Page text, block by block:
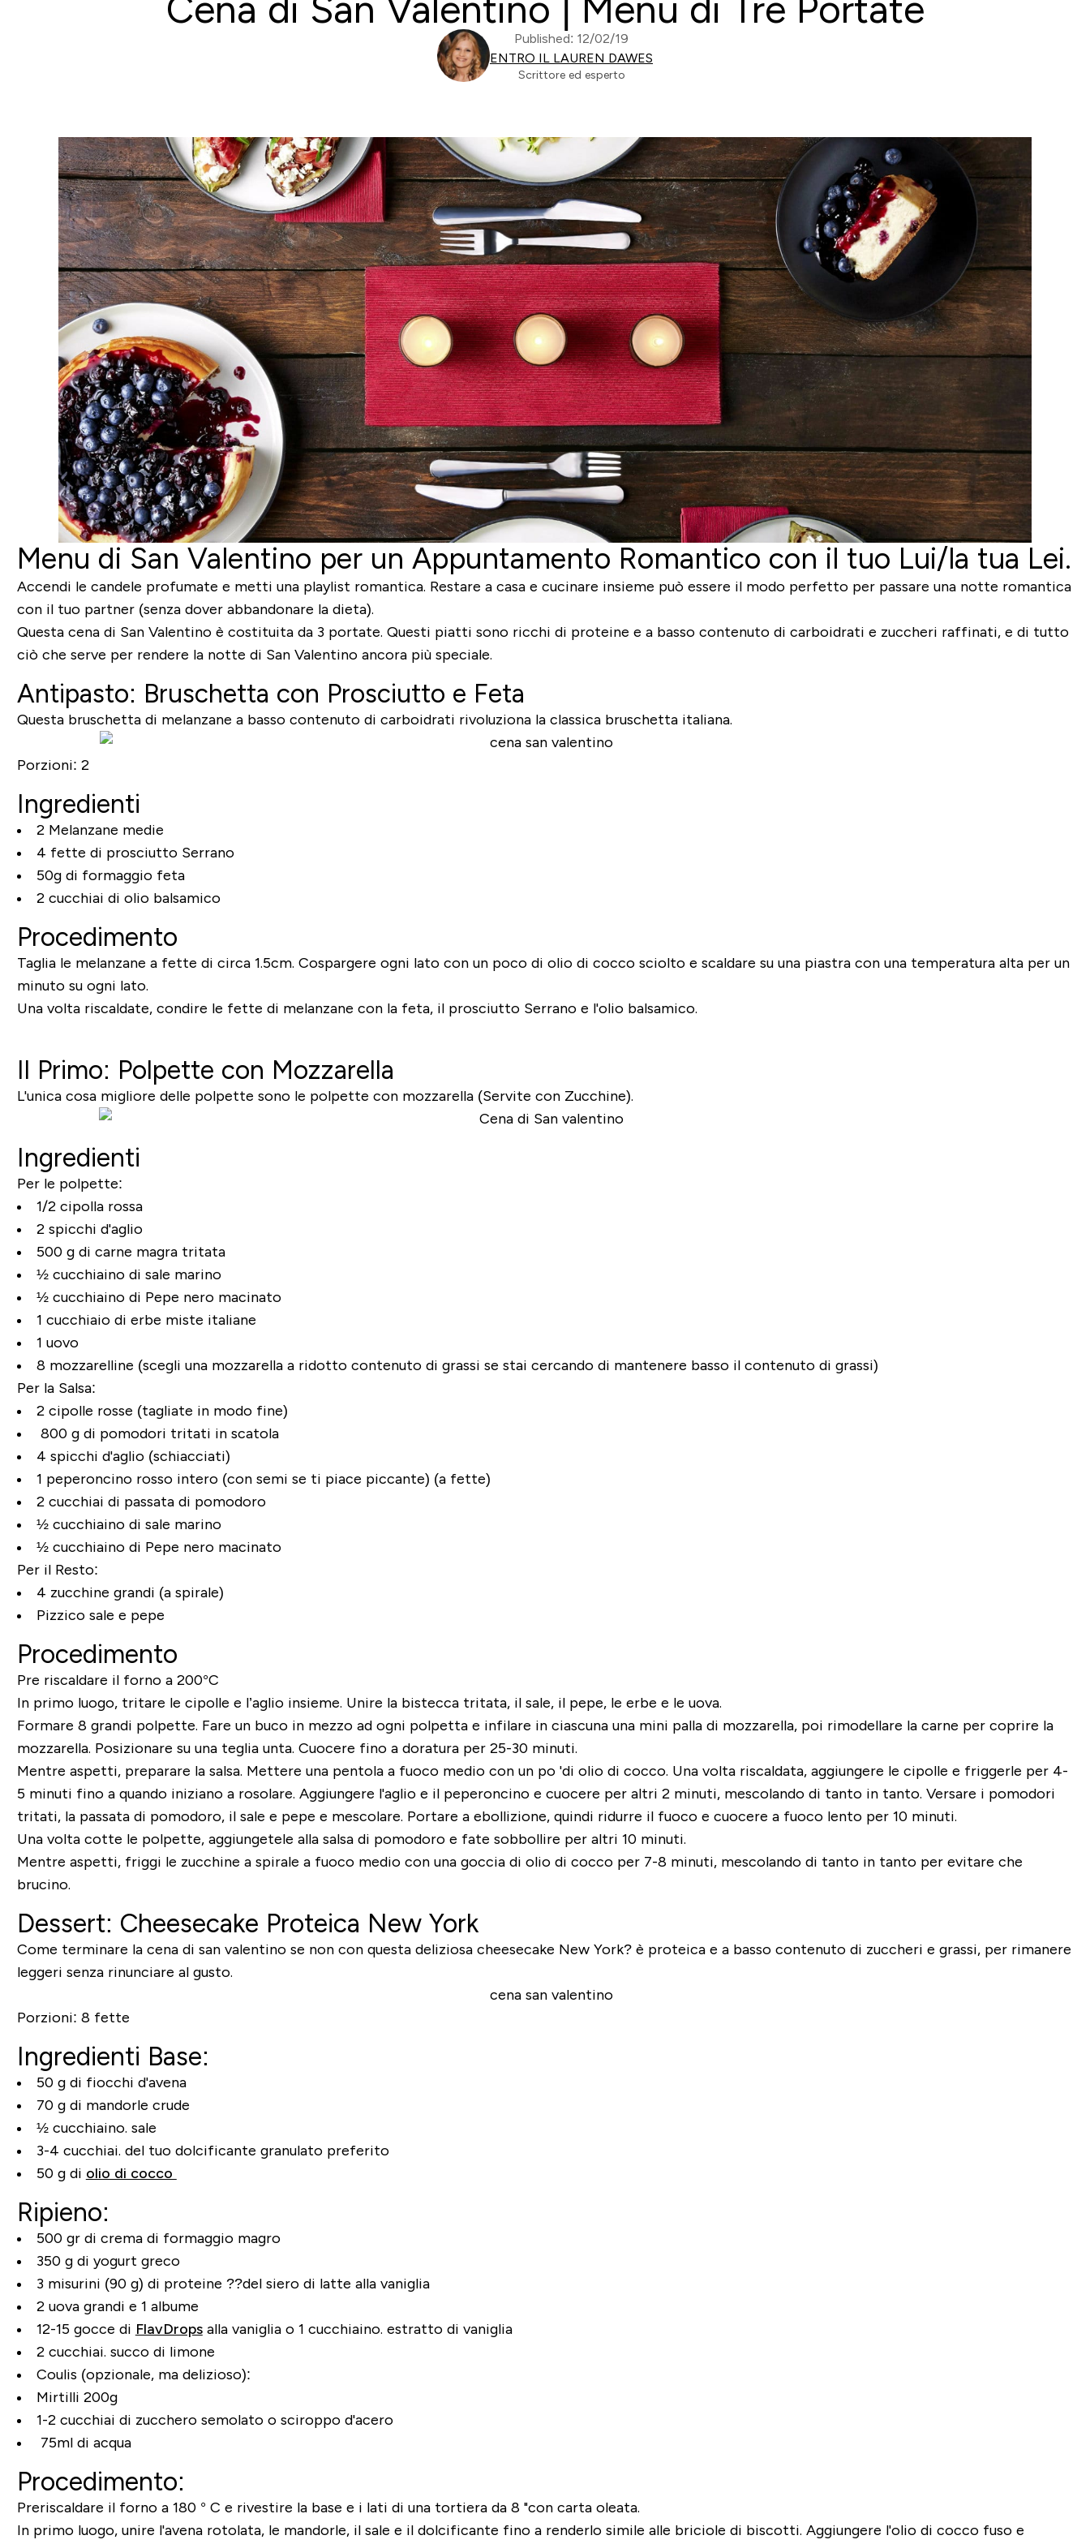
Cena di San Valentino | Menu di Tre Portate
Published: 12/02/19
ENTRO IL LAUREN DAWES
Scrittore ed esperto
Menu di San Valentino per un Appuntamento Romantico con il tuo Lui/la tua Lei.
Accendi le candele profumate e metti una playlist romantica. Restare a casa e cucinare insieme può essere il modo perfetto per passare una notte romantica
con il tuo partner (senza dover abbandonare la dieta).
Questa cena di San Valentino è costituita da 3 portate. Questi piatti sono ricchi di proteine e a basso contenuto di carboidrati e zuccheri raffinati, e di tutto
ciò che serve per rendere la notte di San Valentino ancora più speciale.
Antipasto: Bruschetta con Prosciutto e Feta
Questa bruschetta di melanzane a basso contenuto di carboidrati rivoluziona la classica bruschetta italiana.
Porzioni: 2
Ingredienti
2 Melanzane medie
4 fette di prosciutto Serrano
50g di formaggio feta
2 cucchiai di olio balsamico
Procedimento
Taglia le melanzane a fette di circa 1.5cm. Cospargere ogni lato con un poco di olio di cocco sciolto e scaldare su una piastra con una temperatura alta per un
minuto su ogni lato.
Una volta riscaldate, condire le fette di melanzane con la feta, il prosciutto Serrano e l'olio balsamico.
Il Primo: Polpette con Mozzarella
L'unica cosa migliore delle polpette sono le polpette con mozzarella (Servite con Zucchine).
Ingredienti
Per le polpette:
1/2 cipolla rossa
2 spicchi d'aglio
500 g di carne magra tritata
½ cucchiaino di sale marino
½ cucchiaino di Pepe nero macinato
1 cucchiaio di erbe miste italiane
1 uovo
8 mozzarelline (scegli una mozzarella a ridotto contenuto di grassi se stai cercando di mantenere basso il contenuto di grassi)
Per la Salsa:
2 cipolle rosse (tagliate in modo fine)
800 g di pomodori tritati in scatola
4 spicchi d'aglio (schiacciati)
1 peperoncino rosso intero (con semi se ti piace piccante) (a fette)
2 cucchiai di passata di pomodoro
½ cucchiaino di sale marino
½ cucchiaino di Pepe nero macinato
Per il Resto:
4 zucchine grandi (a spirale)
Pizzico sale e pepe
Procedimento
Pre riscaldare il forno a 200°C
In primo luogo, tritare le cipolle e l’aglio insieme. Unire la bistecca tritata, il sale, il pepe, le erbe e le uova.
Formare 8 grandi polpette. Fare un buco in mezzo ad ogni polpetta e infilare in ciascuna una mini palla di mozzarella, poi rimodellare la carne per coprire la
mozzarella. Posizionare su una teglia unta. Cuocere fino a doratura per 25-30 minuti.
Mentre aspetti, preparare la salsa. Mettere una pentola a fuoco medio con un po 'di olio di cocco. Una volta riscaldata, aggiungere le cipolle e friggerle per 4-
5 minuti fino a quando iniziano a rosolare. Aggiungere l'aglio e il peperoncino e cuocere per altri 2 minuti, mescolando di tanto in tanto. Versare i pomodori
tritati, la passata di pomodoro, il sale e pepe e mescolare. Portare a ebollizione, quindi ridurre il fuoco e cuocere a fuoco lento per 10 minuti.
Una volta cotte le polpette, aggiungetele alla salsa di pomodoro e fate sobbollire per altri 10 minuti.
Mentre aspetti, friggi le zucchine a spirale a fuoco medio con una goccia di olio di cocco per 7-8 minuti, mescolando di tanto in tanto per evitare che
brucino.
Dessert: Cheesecake Proteica New York
Come terminare la cena di san valentino se non con questa deliziosa cheesecake New York? è proteica e a basso contenuto di zuccheri e grassi, per rimanere
leggeri senza rinunciare al gusto.
Porzioni: 8 fette
Ingredienti Base:
50 g di fiocchi d'avena
70 g di mandorle crude
½ cucchiaino. sale
3-4 cucchiai. del tuo dolcificante granulato preferito
50 g di olio di cocco
Ripieno:
500 gr di crema di formaggio magro
350 g di yogurt greco
3 misurini (90 g) di proteine ??del siero di latte alla vaniglia
2 uova grandi e 1 albume
12-15 gocce di FlavDropsalla vaniglia o 1 cucchiaino. estratto di vaniglia
2 cucchiai. succo di limone
Coulis (opzionale, ma delizioso):
Mirtilli 200g
1-2 cucchiai di zucchero semolato o sciroppo d'acero
75ml di acqua
Procedimento:
Preriscaldare il forno a 180 ° C e rivestire la base e i lati di una tortiera da 8 "con carta oleata.
In primo luogo, unire l'avena rotolata, le mandorle, il sale e il dolcificante fino a renderlo simile alle briciole di biscotti. Aggiungere l'olio di cocco fuso e